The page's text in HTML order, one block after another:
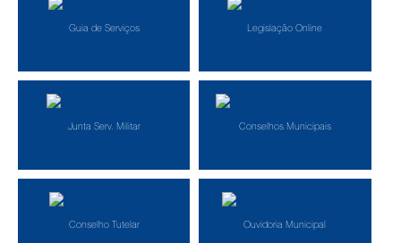
Guia de Serviços Legislação Online
Junta Serv. Militar Conselhos Municipais
Conselho Tutelar Ouvidoria Municipal